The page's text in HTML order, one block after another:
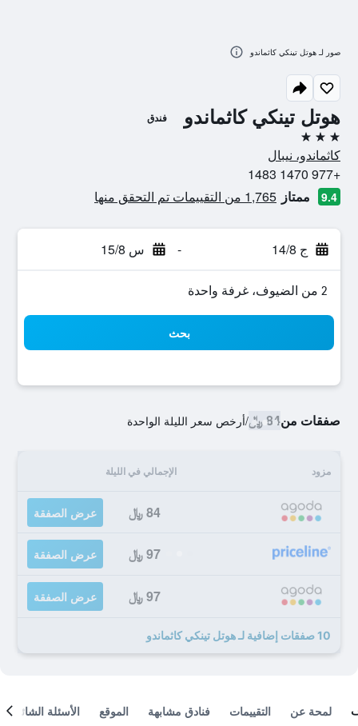
هوتل تينكي كاثماندو فندق
3 نجوم
كاثماندو، نيبال
+977 1470 1483
9.4 ممتاز 1,765 من التقييمات تم التحقق منها
ج 14/8 - س 15/8
2 من الضيوف، غرفة واحدة
بحث
صفقات من84 ﷼ /أرخص سعر الليلة الواحدة
مزود الإجمالي في الليلة
84 ﷼ عرض الصفقة
97 ﷼ عرض الصفقة
97 ﷼ عرض الصفقة
10 صفقات إضافية لـ هوتل تينكي كاثماندو
صور لـ هوتل تينكي كاثماندو
لمحة عن التقييمات فنادق مشابهة الموقع الأسئلة الشائعة